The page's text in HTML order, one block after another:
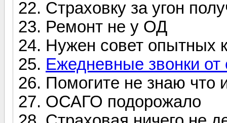
Страховку за угон
Ремонт не у ОД
Нужен совет опытных
Ежедневные звонки от
Помогите не знаю что
ОСАГО подорожало